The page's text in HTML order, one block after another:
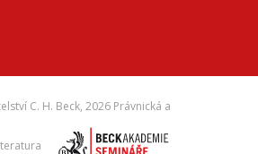
C. H. Beck, 2026 Právnická a